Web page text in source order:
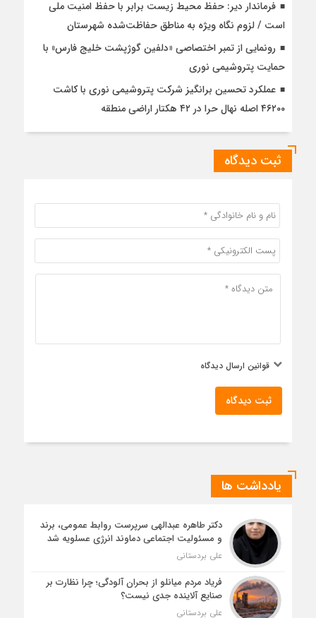
فرماندار دیر: حفظ محیط زیست برابر با حفظ امنیت ملی
است / لزوم نگاه ویژه به مناطق حفاظت‌شده شهرستان
رونمایی از تمبر اختصاصی «دلفین گوژپشت خلیج فارس» با
حمایت پتروشیمی نوری
عملکرد تحسین برانگیز شرکت پتروشیمی نوری با کاشت
۴۶۲۰۰ اصله نهال حرا در ۴۲ هکتار اراضی منطقه
ثبت دیدگاه
قوانین ارسال دیدگاه
ثبت دیدگاه
یادداشت ها
دکتر طاهره عبدالهی سرپرست روابط عمومی، برند
و مسئولیت اجتماعی دماوند انرژی عسلویه شد
علی بردستانی
فریاد مردم میانلو از بحران آلودگی؛ چرا نظارت بر
صنایع آلاینده جدی نیست؟
علی بردستانی